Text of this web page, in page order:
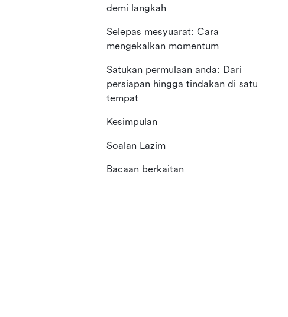
demi langkah
Selepas mesyuarat: Cara
mengekalkan momentum
Satukan permulaan anda: Dari
persiapan hingga tindakan di satu
tempat
Kesimpulan
Soalan Lazim
Bacaan berkaitan